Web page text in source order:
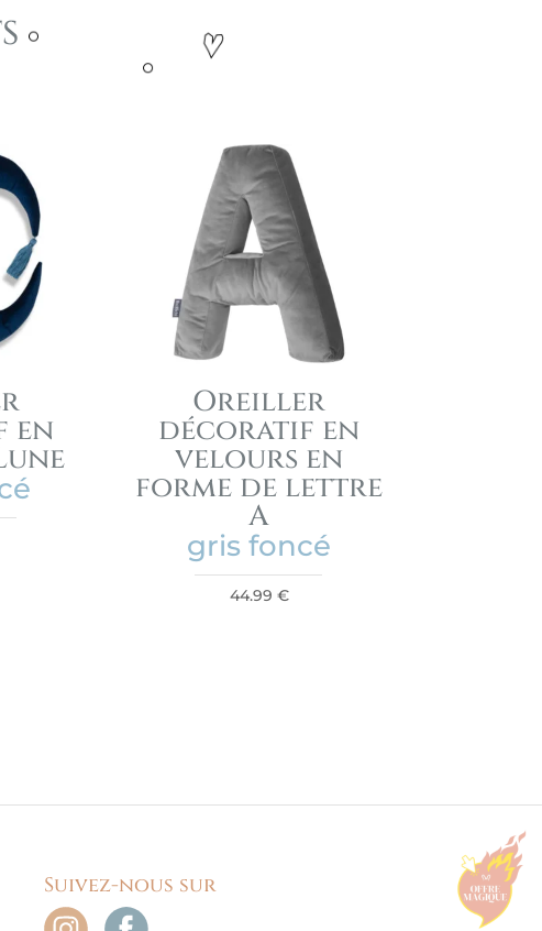
en
Oreiller
décoratif en
velours en
forme de lettre
A
gris foncé
44.99 €
Suivez-nous sur